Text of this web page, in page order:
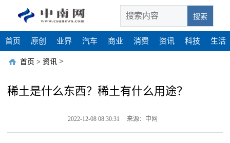
搜索
首页 原创 业界 汽车 商业 消费 资讯 科技 生活
首页 > 资讯 >
稀土是什么东西？稀土有什么用途？
2022-12-08 08:30:31 来源：中网